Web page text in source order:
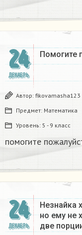
24
ДЕКАБРЬ
Помогите
Автор: fikovamasha123
Предмет: Математика
Уровень: 5 - 9 класс
помогите
24
ДЕКАБРЬ
Незнайка
но ему не
две